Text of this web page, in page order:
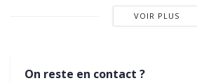
VOIR PLUS
On reste en contact ?